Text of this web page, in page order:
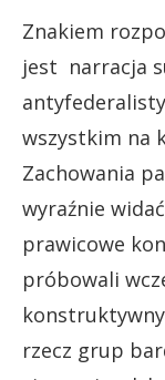
Znakiem
jest narracja
wszystkim na
Zachowania
wyraźnie
prawicowe
próbowali
rzecz grup